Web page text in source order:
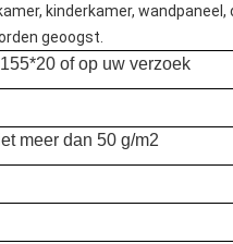
kinderkamer,
geoogst.
of op uw verzoek
meer dan 50 g/m2